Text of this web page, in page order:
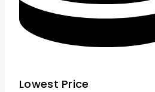
Lowest Price